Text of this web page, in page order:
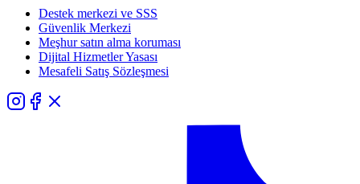
Destek merkezi ve SSS
Güvenlik Merkezi
Meşhur satın alma koruması
Dijital Hizmetler Yasası
Mesafeli Satış Sözleşmesi